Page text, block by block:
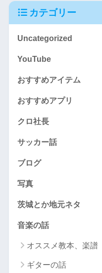
カテゴリー
Uncategorized
YouTube
おすすめアイテム
おすすめアプリ
クロ社長
サッカー話
ブログ
写真
茨城とか地元ネタ
音楽の話
オススメ教本、楽譜
ギターの話